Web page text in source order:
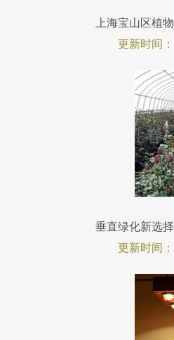
上海宝山区植
展会与
更新时间
垂直绿化新选
更新时间